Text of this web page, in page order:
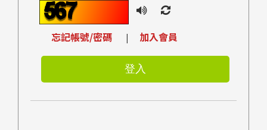
忘記帳號/密碼 | 加入會員